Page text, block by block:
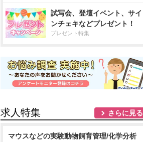
試写会、登壇イベント、サイ
ンチェキなどプレゼント！
プレゼント特集
求人特集 さらに見る
マウスなどの実験動物飼育管理/化学分析